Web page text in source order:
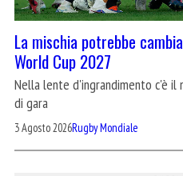
La mischia potrebbe
World Cup 2027
Nella lente d'ingrandimento c'è
di gara
3 Agosto 2026Rugby Mondiale